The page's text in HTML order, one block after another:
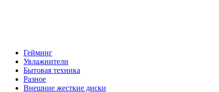
Гейминг
Увлажнители
Бытовая техника
Разное
Внешние жесткие диски